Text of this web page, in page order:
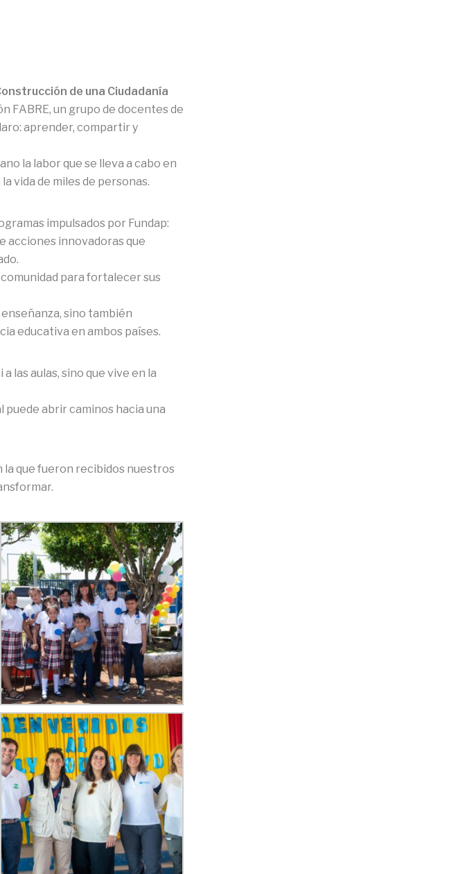
de una Ciudadanía
FABRE, un grupo de docentes de
aprender, compartir y
la labor que se lleva a cabo en
vida de miles de personas.
impulsados por Fundap:
acciones innovadoras que
para fortalecer sus
sino también
educativa en ambos países.
las aulas, sino que vive en la
abrir caminos hacia una
la que fueron recibidos nuestros